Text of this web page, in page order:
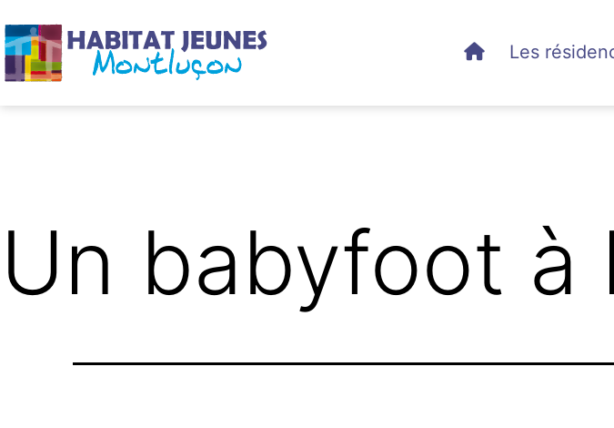
au
contenu
Habitat
Les
Un babyfoot à